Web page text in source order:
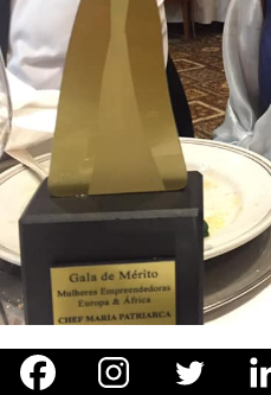
Maria Patriarca na cerimônia
empreendedoras na Europa